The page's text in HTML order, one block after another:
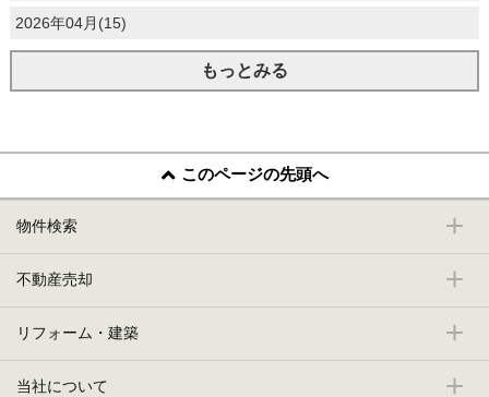
2026年04月(15)
もっとみる
このページの先頭へ
物件検索
不動産売却
リフォーム・建築
当社について